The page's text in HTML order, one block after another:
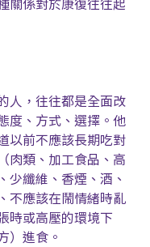
人，往往都是全面改
度、方式、選擇。他
以前不應該長期吃對
肉類、加工食品、高
少纖維、香煙、酒、
不應該在鬧情緒時亂
時或高壓的環境下
）進食。